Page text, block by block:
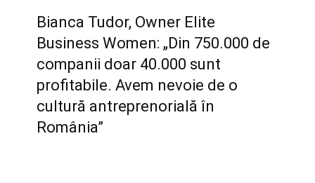
Bianca Tudor, Owner Elite
Business Women: „Din 750.000 de
companii doar 40.000 sunt
profitabile. Avem nevoie de o
cultură antreprenorială în
România”